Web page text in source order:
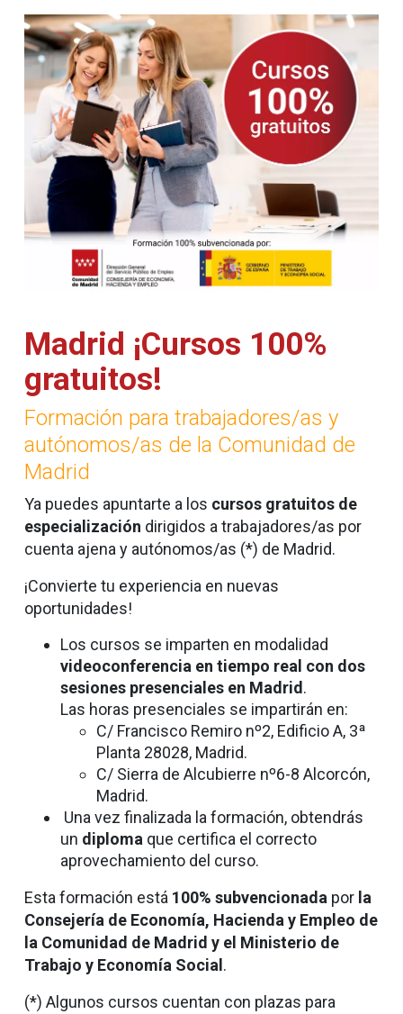
Madrid ¡Cursos 100%
gratuitos!
Formación para trabajadores/as y
autónomos/as de la Comunidad de
Madrid
Ya puedes apuntarte a los cursos gratuitos de
especialización dirigidos a trabajadores/as por
cuenta ajena y autónomos/as (*) de Madrid.
¡Convierte tu experiencia en nuevas
oportunidades!
Los cursos se imparten en modalidad
videoconferencia en tiempo real con dos
sesiones presenciales en Madrid .
Las horas presenciales se impartirán en:
C/ Francisco Remiro nº2, Edificio A, 3ª
Planta 28028, Madrid.
C/ Sierra de Alcubierre nº6-8 Alcorcón,
Madrid.
Una vez finalizada la formación, obtendrás
un diploma que certifica el correcto
aprovechamiento del curso.
Esta formación está 100% subvencionada por la
Consejería de Economía, Hacienda y Empleo de
la Comunidad de Madrid y el Ministerio de
Trabajo y Economía Social .
(*) Algunos cursos cuentan con plazas para